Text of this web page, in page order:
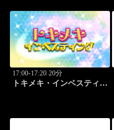
17:00-17:20 20分
トキメキ・インベスティン